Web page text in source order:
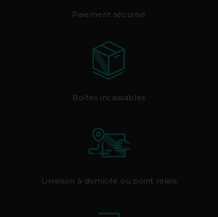
Paiement sécurisé
Boîtes incassables
Livraison à domicile ou point relais